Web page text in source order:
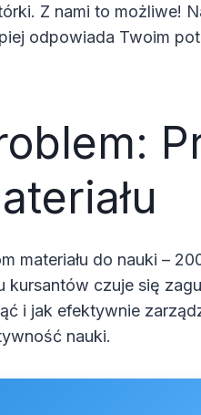
Z nami to możliwe!
odpowiada Twoim
materiału do nauki –
kursantów czuje się
i jak efektywnie
nauki.